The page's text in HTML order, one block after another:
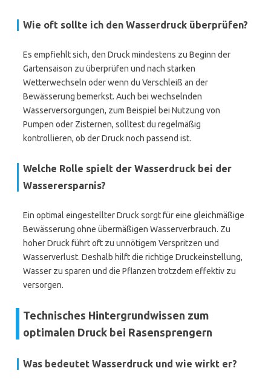
Wie oft sollte ich den Wasserdruck überprüfen?
Es empfiehlt sich, den Druck mindestens zu Beginn der
Gartensaison zu überprüfen und nach starken
Wetterwechseln oder wenn du Verschleiß an der
Bewässerung bemerkst. Auch bei wechselnden
Wasserversorgungen, zum Beispiel bei Nutzung von
Pumpen oder Zisternen, solltest du regelmäßig
kontrollieren, ob der Druck noch passend ist.
Welche Rolle spielt der Wasserdruck bei der
Wasserersparnis?
Ein optimal eingestellter Druck sorgt für eine gleichmäßige
Bewässerung ohne übermäßigen Wasserverbrauch. Zu
hoher Druck führt oft zu unnötigem Verspritzen und
Wasserverlust. Deshalb hilft die richtige Druckeinstellung,
Wasser zu sparen und die Pflanzen trotzdem effektiv zu
versorgen.
Technisches Hintergrundwissen zum
optimalen Druck bei Rasensprengern
Was bedeutet Wasserdruck und wie wirkt er?